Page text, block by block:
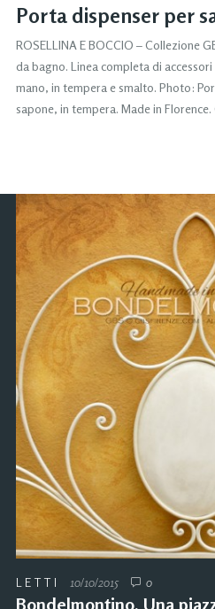
Porta dispenser per
ROSELLINA E BOCCIO – Collezione
da bagno. Linea completa di
mano, in tempera e smalto. Photo:
sapone, in tempera. Made in
LETTI 10/10/2015 0
Bondelmontino. Una